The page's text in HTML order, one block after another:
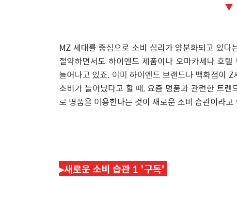
▼
MZ 세대를 중심으로 소비 심리가 양분화되고 있
절약하면서도 하이엔드 제품이나 오마카세나 호
늘어나고 있죠. 이미 하이엔드 브랜드나 백화점이
소비가 늘어났다고 할 때, 요즘 명품과 관련한 트
로 명품을 이용한다는 것이 새로운 소비 습관이라고
▸새로운 소비 습관 1 '구독'